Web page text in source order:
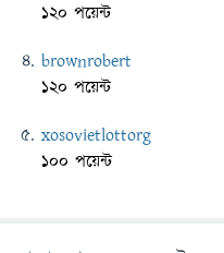
120 পয়েন্ট
brownrobert
120 পয়েন্ট
xosovietlottorg
100 পয়েন্ট